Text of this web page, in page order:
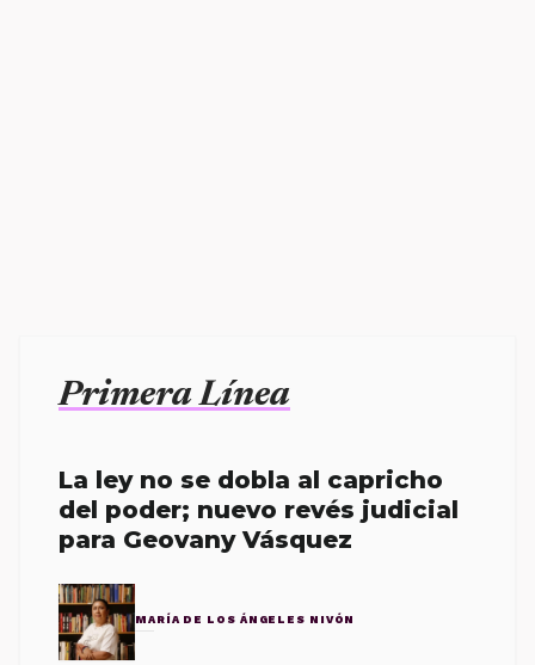
Primera Línea
La ley no se dobla al capricho
del poder; nuevo revés judicial
para Geovany Vásquez
MARÍA DE LOS ÁNGELES NIVÓN